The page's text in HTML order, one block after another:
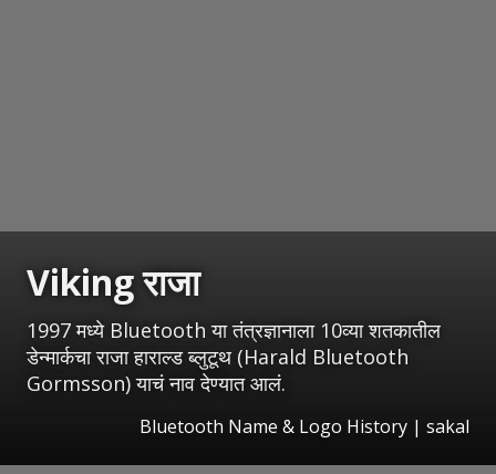
Vikingराजा
1997 मध्ये Bluetooth या तंत्रज्ञानाला 10व्या शतकातील
डेन्मार्कचा राजा हाराल्ड ब्लुटूथ (Harald Bluetooth
Gormsson) याचं नाव देण्यात आलं.
Bluetooth Name & Logo History | sakal